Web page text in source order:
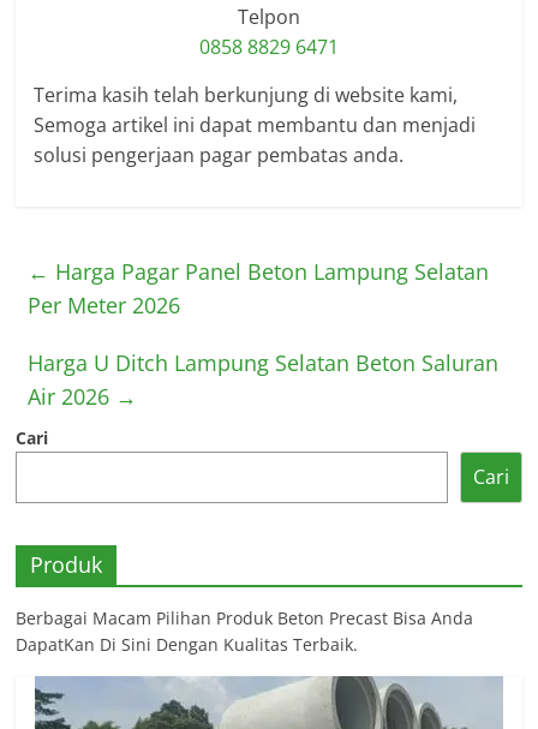
Telpon
0858 8829 6471
Terima kasih telah berkunjung di website kami,
Semoga artikel ini dapat membantu dan menjadi
solusi pengerjaan pagar pembatas anda.
← Harga Pagar Panel Beton Lampung Selatan
Per Meter 2026
Harga U Ditch Lampung Selatan Beton Saluran
Air 2026 →
Cari
Cari
Produk
Berbagai Macam Pilihan Produk Beton Precast Bisa Anda
DapatKan Di Sini Dengan Kualitas Terbaik.